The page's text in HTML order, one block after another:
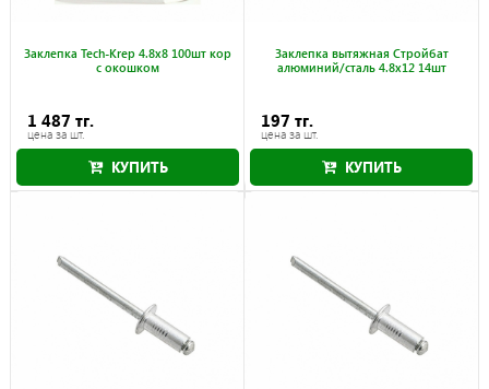
Заклепка Tech-Krep 4.8х8 100шт кор
с окошком
1 487 тг.
цена за шт.
КУПИТЬ
Заклепка вытяжная Стройбат
алюминий/сталь 4.8x12 14шт
197 тг.
цена за шт.
КУПИТЬ